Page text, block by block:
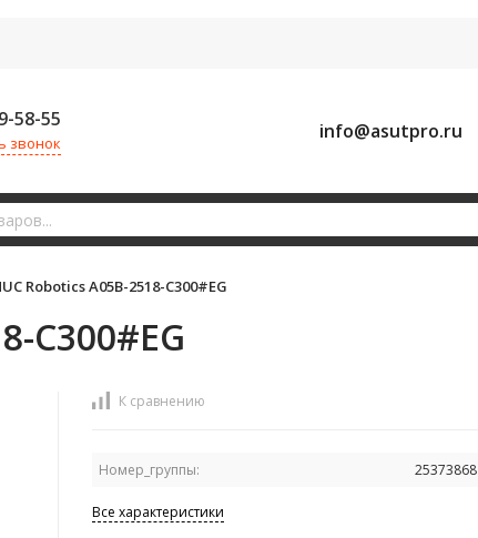
58-55
звонок info@asutpro.ru
Robotics A05B-2518-C300#EG
C300#EG
К сравнению
Номер_группы: 25373868
Все характеристики